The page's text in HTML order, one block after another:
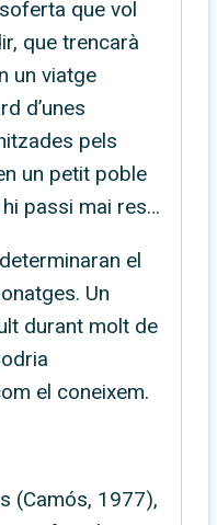
que vol
que trencarà
un viatge
d’unes
pels
un petit poble
passi mai res…
el
Un
durant molt de
el coneixem.
(Camós, 1977),